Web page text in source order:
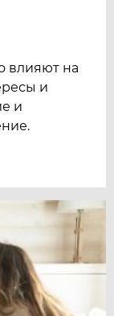
влияют на
и
и